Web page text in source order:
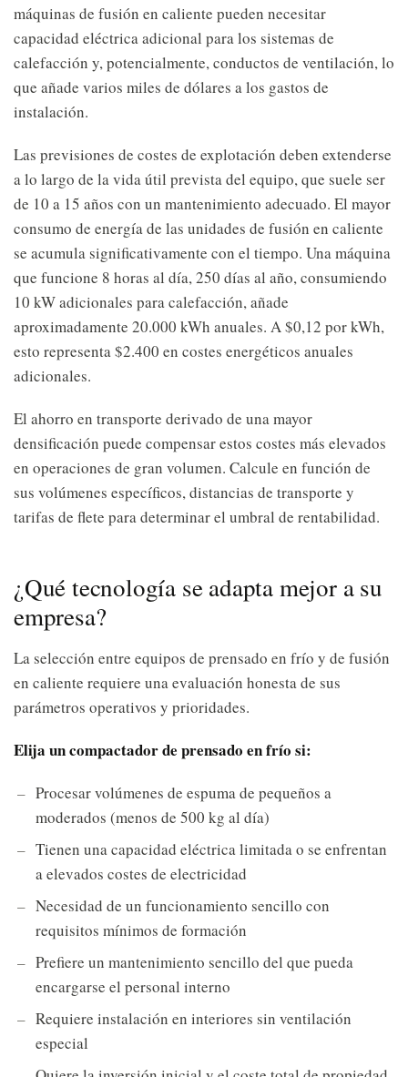
máquinas de fusión en caliente pueden necesitar
capacidad eléctrica adicional para los sistemas de
calefacción y, potencialmente, conductos de ventilación, lo
que añade varios miles de dólares a los gastos de
instalación.
Las previsiones de costes de explotación deben extenderse
a lo largo de la vida útil prevista del equipo, que suele ser
de 10 a 15 años con un mantenimiento adecuado. El mayor
consumo de energía de las unidades de fusión en caliente
se acumula significativamente con el tiempo. Una máquina
que funcione 8 horas al día, 250 días al año, consumiendo
10 kW adicionales para calefacción, añade
aproximadamente 20.000 kWh anuales. A $0,12 por kWh,
esto representa $2.400 en costes energéticos anuales
adicionales.
El ahorro en transporte derivado de una mayor
densificación puede compensar estos costes más elevados
en operaciones de gran volumen. Calcule en función de
sus volúmenes específicos, distancias de transporte y
tarifas de flete para determinar el umbral de rentabilidad.
¿Qué tecnología se adapta mejor a su
empresa?
La selección entre equipos de prensado en frío y de fusión
en caliente requiere una evaluación honesta de sus
parámetros operativos y prioridades.
Elija un compactador de prensado en frío si:
Procesar volúmenes de espuma de pequeños a
moderados (menos de 500 kg al día)
Tienen una capacidad eléctrica limitada o se enfrentan
a elevados costes de electricidad
Necesidad de un funcionamiento sencillo con
requisitos mínimos de formación
Prefiere un mantenimiento sencillo del que pueda
encargarse el personal interno
Requiere instalación en interiores sin ventilación
especial